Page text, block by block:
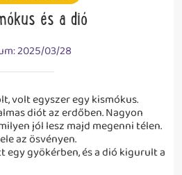
és a dió
2025/03/28
volt egyszer egy kismókus.
diót az erdőben. Nagyon
jól lesz majd megenni télen.
az ösvényen.
egy gyökérben, és a dió kigurult a